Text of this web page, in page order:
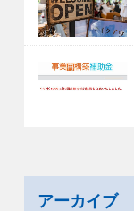
アーカイブ